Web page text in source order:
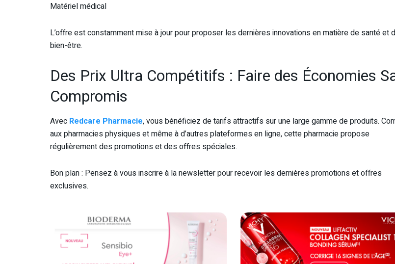
Matériel médical
L’offre est constamment mise à jour pour proposer les dernières innovations en matière de santé et
bien-être.
Des Prix Ultra Compétitifs : Faire des Économies
Compromis
Avec Redcare Pharmacie, vous bénéficiez de tarifs attractifs sur une large gamme de produits.
aux pharmacies physiques et même à d’autres plateformes en ligne, cette pharmacie propose
régulièrement des promotions et des offres spéciales.
Bon plan : Pensez à vous inscrire à la newsletter pour recevoir les dernières promotions et offres
exclusives.